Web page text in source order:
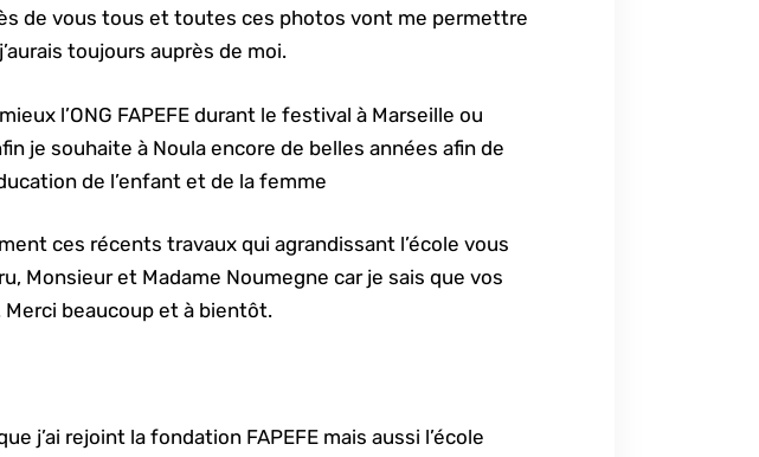
de vous tous et toutes ces photos vont me permettre
toujours auprès de moi.
l’ONG FAPEFE durant le festival à Marseille ou
je souhaite à Noula encore de belles années afin de
de l’enfant et de la femme
ces récents travaux qui agrandissant l’école vous
Monsieur et Madame Noumegne car je sais que vos
beaucoup et à bientôt.
j’ai rejoint la fondation FAPEFE mais aussi l’école